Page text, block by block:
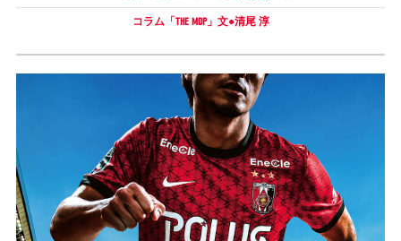
コラム「THE MDP」文●清尾 淳